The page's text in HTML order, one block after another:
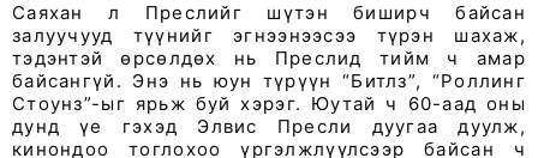
Саяхан л Преслийг шүтэн биширч байсан
залуучууд түүнийг эгнээнээсээ түрэн шахаж,
тэдэнтэй өрсөлдөх нь Преслид тийм ч амар
байсангүй. Энэ нь юун түрүүн “Битлз”, “Роллинг
Стоунз”-ыг ярьж буй хэрэг. Юутай ч 60-аад оны
дунд үе гэхэд Элвис Пресли дуугаа дуулж,
кинондоо тоглохоо үргэлжлүүлсээр байсан ч